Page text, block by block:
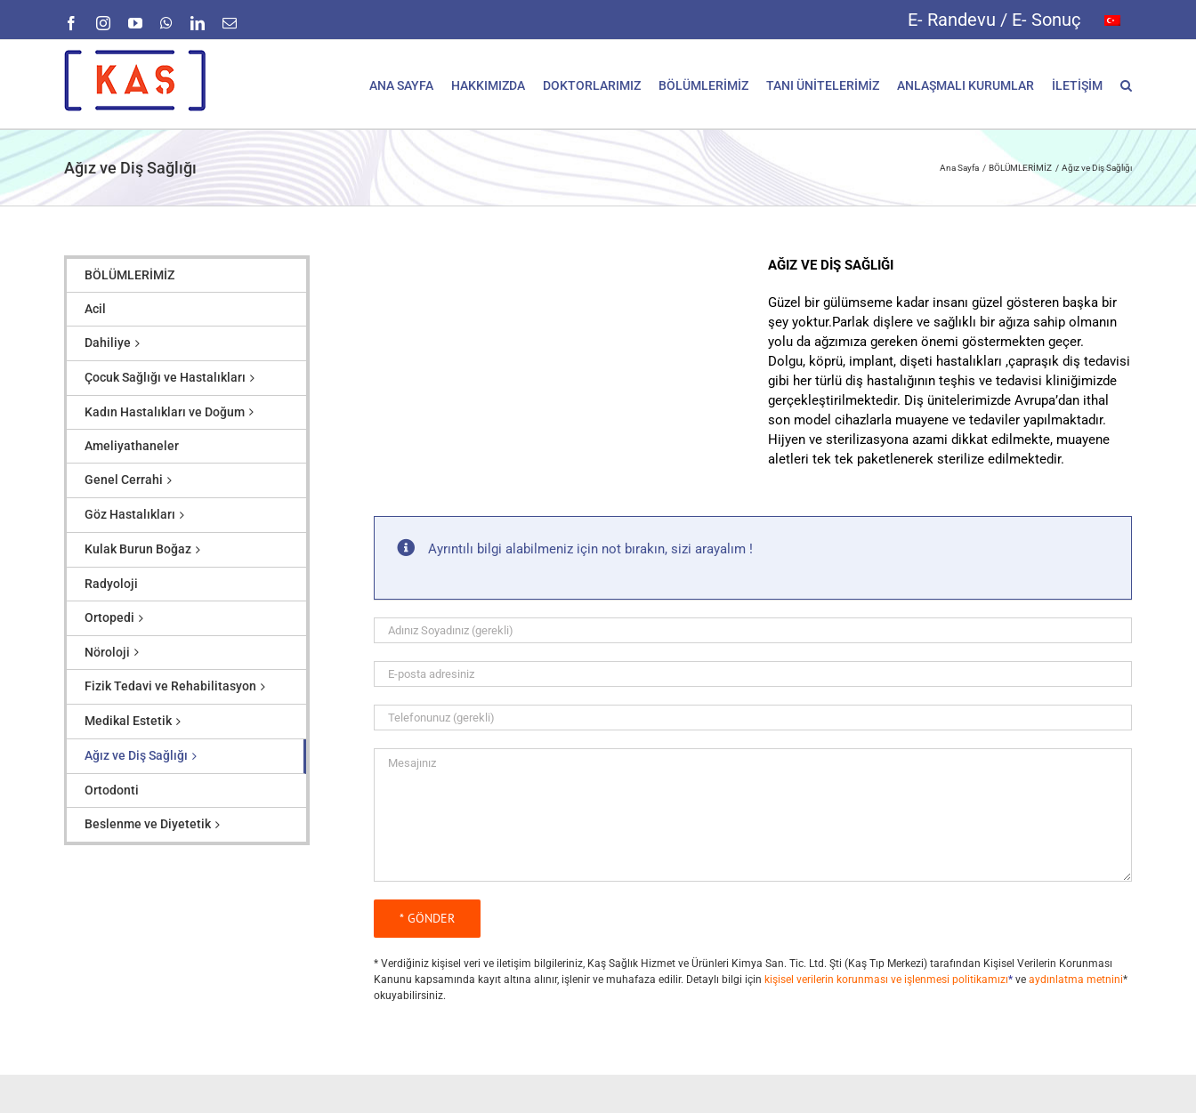
FacebookInstagramYouTubeWhatsApp
LinkedIn
E-
posta
E- Randevu / E- Sonuç
ANA SAYFA HAKKIMIZDA DOKTORLARIMIZ BÖLÜMLERİMİZ TANI ÜNİTELERİMİZ ANLAŞMALI KURUMLAR İLETİŞİM
Ağız ve Diş Sağlığı Ana Sayfa BÖLÜMLERİMİZ Ağız ve Diş Sağlığı
AĞIZ VE DİŞ SAĞLIĞI
Güzel bir gülümseme kadar insanı güzel gösteren başka bir
şey yoktur.Parlak dişlere ve sağlıklı bir ağıza sahip olmanın
yolu da ağzımıza gereken önemi göstermekten geçer.
Dolgu, köprü, implant, dişeti hastalıkları ,çapraşık diş tedavisi
gibi her türlü diş hastalığının teşhis ve tedavisi kliniğimizde
gerçekleştirilmektedir. Diş ünitelerimizde Avrupa’dan ithal
son model cihazlarla muayene ve tedaviler yapılmaktadır.
Hijyen ve sterilizasyona azami dikkat edilmekte, muayene
aletleri tek tek paketlenerek sterilize edilmektedir.
Ayrıntılı bilgi alabilmeniz için not bırakın, sizi arayalım !
* Verdiğiniz kişisel veri ve iletişim bilgileriniz, Kaş Sağlık Hizmet ve Ürünleri Kimya San. Tic. Ltd. Şti (Kaş Tıp Merkezi) tarafından Kişisel Verilerin Korunması
Kanunu kapsamında kayıt altına alınır, işlenir ve muhafaza edilir. Detaylı bilgi için kişisel verilerin korunması ve işlenmesi politikamızı* ve aydınlatma metnini*
okuyabilirsiniz.
BÖLÜMLERİMİZ
Acil
Dahiliye
Çocuk Sağlığı ve Hastalıkları
Kadın Hastalıkları ve Doğum
Ameliyathaneler
Genel Cerrahi
Göz Hastalıkları
Kulak Burun Boğaz
Radyoloji
Ortopedi
Nöroloji
Fizik Tedavi ve Rehabilitasyon
Medikal Estetik
Ağız ve Diş Sağlığı
Ortodonti
Beslenme ve Diyetetik